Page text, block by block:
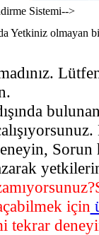
Sistemi-->
Yetkiniz olmayan
Sorun
için
tekrar